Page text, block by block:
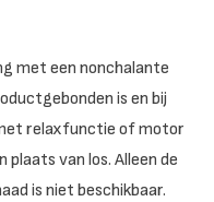
met een nonchalante
is en bij
relaxfunctie of motor
van los. Alleen de
is niet beschikbaar.